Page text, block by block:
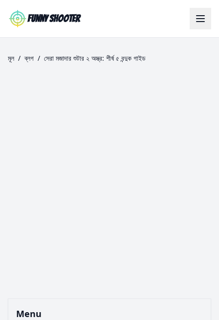
Funny Shooter
মূল / ব্লগ / সেরা মজাদার শুটার ২ অস্ত্র: শীর্ষ ৫ বন্দুক গাইড
Menu